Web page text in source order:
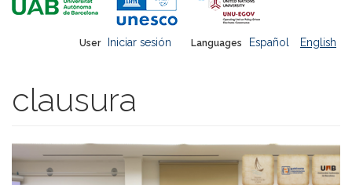
Languages Español English
User Iniciar sesión
clausura